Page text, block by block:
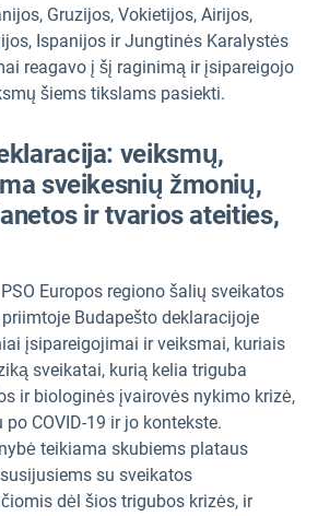
Gruzijos, Vokietijos, Airijos,
Ispanijos ir Jungtinės Karalystės
reagavo į šį raginimą ir įsipareigojo
šiems tikslams pasiekti.
veiksmų,
sveikesnių žmonių,
ir tvarios ateities,
Europos regiono šalių sveikatos
Budapešto deklaracijoje
įsipareigojimai ir veiksmai, kuriais
sveikatai, kurią kelia triguba
ir biologinės įvairovės nykimo krizė,
COVID-19 ir jo kontekste.
teikiama skubiems plataus
su sveikatos
dėl šios trigubos krizės, ir